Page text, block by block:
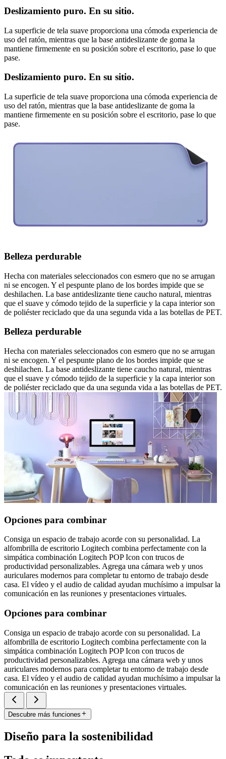
Deslizamiento puro. En su sitio.
La superficie de tela suave proporciona una cómoda experiencia de
uso del ratón, mientras que la base antideslizante de goma la
mantiene firmemente en su posición sobre el escritorio, pase lo que
pase.
Deslizamiento puro. En su sitio.
La superficie de tela suave proporciona una cómoda experiencia de
uso del ratón, mientras que la base antideslizante de goma la
mantiene firmemente en su posición sobre el escritorio, pase lo que
pase.
Belleza perdurable
Hecha con materiales seleccionados con esmero que no se arrugan
ni se encogen. Y el pespunte plano de los bordes impide que se
deshilachen. La base antideslizante tiene caucho natural, mientras
que el suave y cómodo tejido de la superficie y la capa interior son
de poliéster reciclado que da una segunda vida a las botellas de PET.
Belleza perdurable
Hecha con materiales seleccionados con esmero que no se arrugan
ni se encogen. Y el pespunte plano de los bordes impide que se
deshilachen. La base antideslizante tiene caucho natural, mientras
que el suave y cómodo tejido de la superficie y la capa interior son
de poliéster reciclado que da una segunda vida a las botellas de PET.
Opciones para combinar
Consiga un espacio de trabajo acorde con su personalidad. La
alfombrilla de escritorio Logitech combina perfectamente con la
simpática combinación Logitech POP Icon con trucos de
productividad personalizables. Agrega una cámara web y unos
auriculares modernos para completar tu entorno de trabajo desde
casa. El vídeo y el audio de calidad ayudan muchísimo a impulsar la
comunicación en las reuniones y presentaciones virtuales.
Opciones para combinar
Consiga un espacio de trabajo acorde con su personalidad. La
alfombrilla de escritorio Logitech combina perfectamente con la
simpática combinación Logitech POP Icon con trucos de
productividad personalizables. Agrega una cámara web y unos
auriculares modernos para completar tu entorno de trabajo desde
casa. El vídeo y el audio de calidad ayudan muchísimo a impulsar la
comunicación en las reuniones y presentaciones virtuales.
Descubre más funciones
Diseño para la sostenibilidad